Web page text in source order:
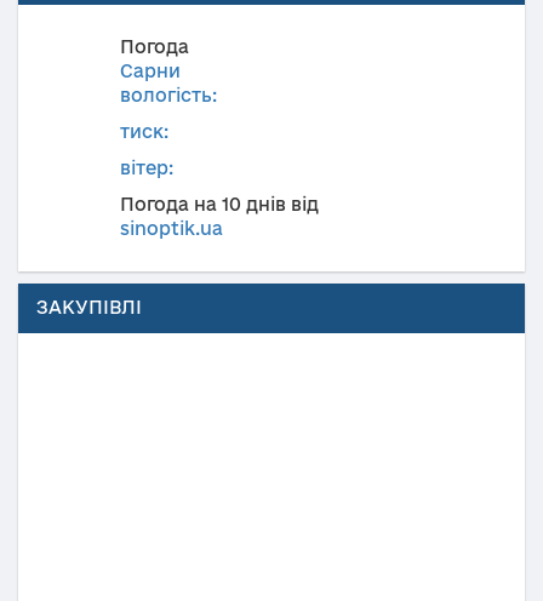
Погода
Сарни
вологість:
тиск:
вітер:
Погода на 10 днів від
sinoptik.ua
ЗАКУПІВЛІ